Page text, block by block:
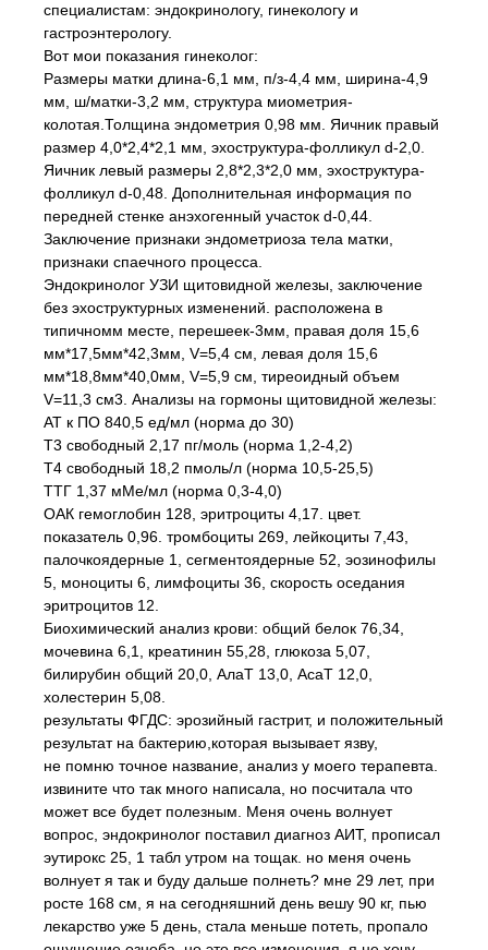
специалистам: эндокринологу, гинекологу и
гастроэнтерологу.
Вот мои показания гинеколог:
Размеры матки длина-6,1 мм, п/з-4,4 мм, ширина-4,9
мм, ш/матки-3,2 мм, структура миометрия-
колотая.Толщина эндометрия 0,98 мм. Яичник правый
размер 4,0*2,4*2,1 мм, эхоструктура-фолликул d-2,0.
Яичник левый размеры 2,8*2,3*2,0 мм, эхоструктура-
фолликул d-0,48. Дополнительная информация по
передней стенке анэхогенный участок d-0,44.
Заключение признаки эндометриоза тела матки,
признаки спаечного процесса.
Эндокринолог УЗИ щитовидной железы, заключение
без эхоструктурных изменений. расположена в
типичномм месте, перешеек-3мм, правая доля 15,6
мм*17,5мм*42,3мм, V=5,4 см, левая доля 15,6
мм*18,8мм*40,0мм, V=5,9 см, тиреоидный объем
V=11,3 см3. Анализы на гормоны щитовидной железы:
АТ к ПО 840,5 ед/мл (норма до 30)
Т3 свободный 2,17 пг/моль (норма 1,2-4,2)
Т4 свободный 18,2 пмоль/л (норма 10,5-25,5)
ТТГ 1,37 мМе/мл (норма 0,3-4,0)
ОАК гемоглобин 128, эритроциты 4,17. цвет.
показатель 0,96. тромбоциты 269, лейкоциты 7,43,
палочкоядерные 1, сегментоядерные 52, эозинофилы
5, моноциты 6, лимфоциты 36, скорость оседания
эритроцитов 12.
Биохимический анализ крови: общий белок 76,34,
мочевина 6,1, креатинин 55,28, глюкоза 5,07,
билирубин общий 20,0, АлаТ 13,0, АсаТ 12,0,
холестерин 5,08.
результаты ФГДС: эрозийный гастрит, и положительный
результат на бактерию,которая вызывает язву,
не помню точное название, анализ у моего терапевта.
извините что так много написала, но посчитала что
может все будет полезным. Меня очень волнует
вопрос, эндокринолог поставил диагноз АИТ, прописал
эутирокс 25, 1 табл утром на тощак. но меня очень
волнует я так и буду дальше полнеть? мне 29 лет, при
росте 168 см, я на сегодняшний день вешу 90 кг, пью
лекарство уже 5 день, стала меньше потеть, пропало